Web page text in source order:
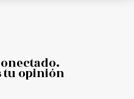
tu opinión